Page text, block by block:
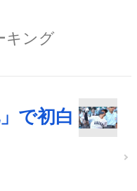
キング
で初白